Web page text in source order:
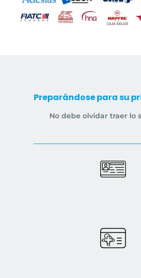
Preparándose para su
No debe olvidar traer lo